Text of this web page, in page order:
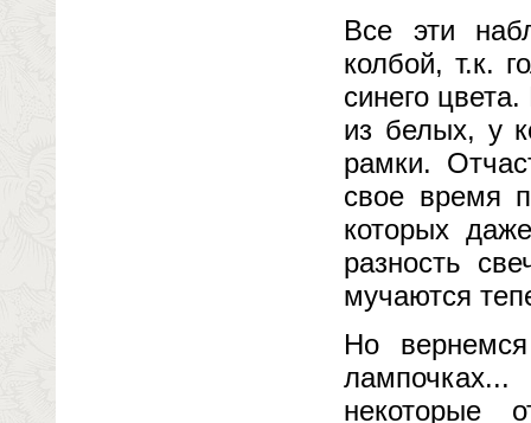
Все эти
колбой, т.к.
синего
из белых, у
рамки.
свое время
которых
разность
мучаются
Но
некоторые